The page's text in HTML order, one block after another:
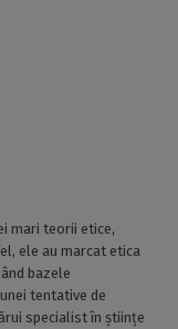
mari teorii etice,
ele au marcat etica
bazele
tentative de
specialist în științe